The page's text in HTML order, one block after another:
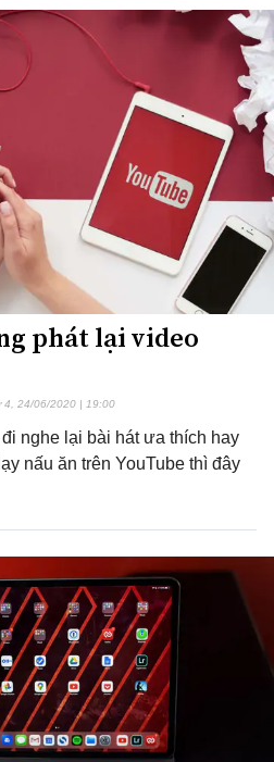
phát lại video
4, 24/06/2020 | 19:00
nghe lại bài hát ưa thích hay
nấu ăn trên YouTube thì đây